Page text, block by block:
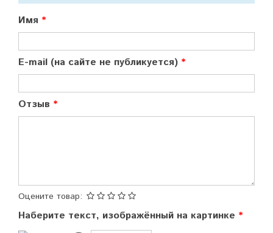
Имя
E-mail (на сайте не публикуется)
Отзыв
Оцените товар:
Наберите текст, изображённый на картинке